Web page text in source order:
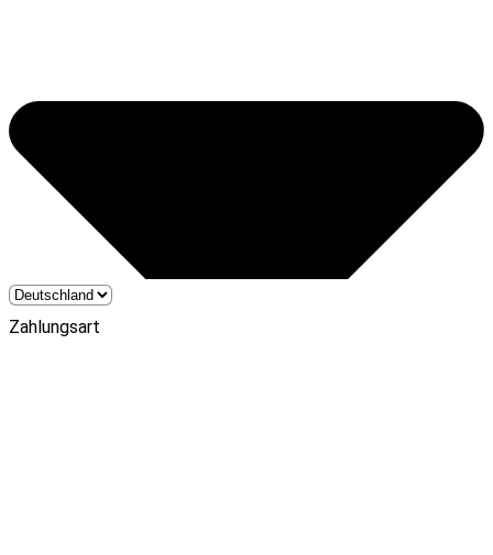
Zahlungsart